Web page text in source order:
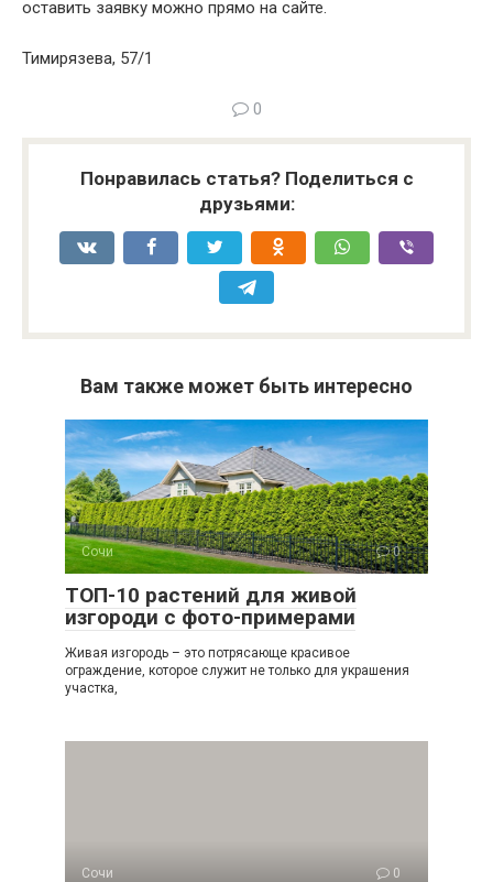
оставить заявку можно прямо на сайте.
Тимирязева, 57/1
0
Понравилась статья? Поделиться с
друзьями:
Вам также может быть интересно
Сочи 0
ТОП-10 растений для живой
изгороди с фото-примерами
Живая изгородь – это потрясающе красивое
ограждение, которое служит не только для украшения
участка,
Сочи 0